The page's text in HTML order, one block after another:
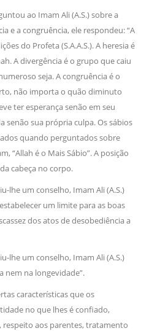
ao Imam Ali (A.S.) sobre a
e a congruência, ele respondeu: “A
do Profeta (S.A.A.S.). A heresia é
A divergência é o grupo que caiu
seja. A congruência é o
não importa o quão diminuto
ter esperança senão em seu
senão sua própria culpa. Os sábios
quando perguntados sobre
“Allah é o Mais Sábio”. A posição
cabeça no corpo.
lhe um conselho, Imam Ali (A.S.)
um limite para as boas
dos atos de desobediência a
lhe um conselho, Imam Ali (A.S.)
nem na longevidade”.
características que os
no que lhes é confiado,
aos parentes, tratamento